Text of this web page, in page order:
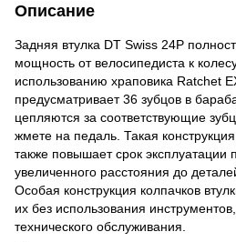
Описание
Задняя втулка DT Swiss 24P
мощность от велосипедиста к
использованию храповика Ratchet
предусматривает 36 зубцов в
цепляются за соответствующие
жмете на педаль. Такая
также повышает срок эксплуатации
увеличенного расстояния до
Особая конструкция колпачков
их без использования
технического обслуживания.